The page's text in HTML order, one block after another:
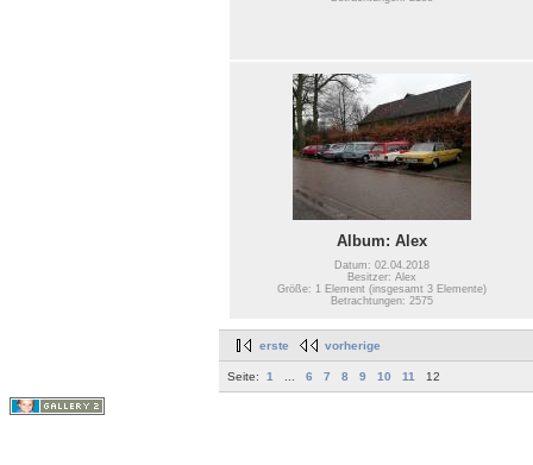
Album: Alex
Datum: 02.04.2018
Besitzer: Alex
Größe: 1 Element (insgesamt 3 Elemente)
Betrachtungen: 2575
erste vorherige
Seite: 1 6 7 8 9 10 11 12